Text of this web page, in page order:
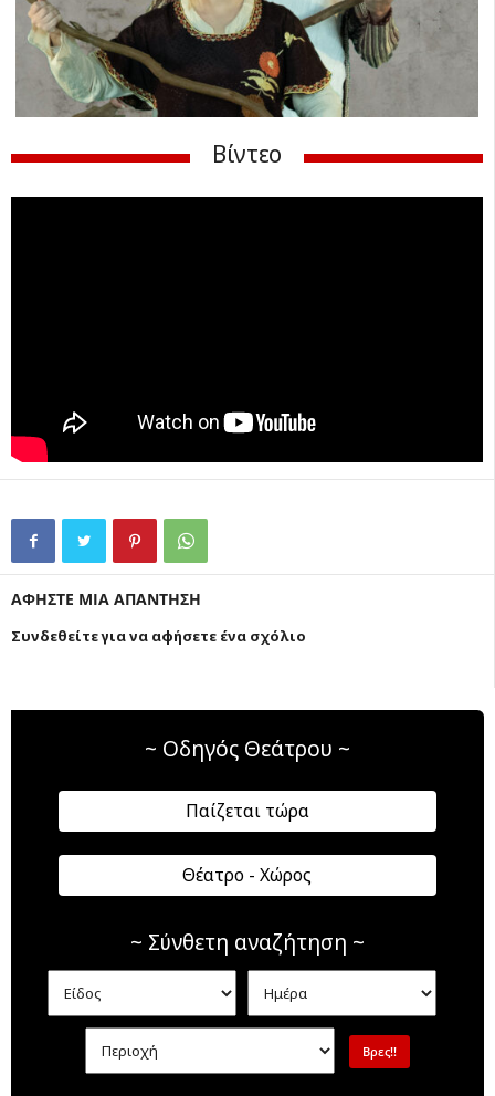
Βίντεο
ΑΦΗΣΤΕ ΜΙΑ ΑΠΑΝΤΗΣΗ
Συνδεθείτε για να αφήσετε ένα σχόλιο
~ Οδηγός Θεάτρου ~
Παίζεται τώρα
Θέατρο - Χώρος
~ Σύνθετη αναζήτηση ~